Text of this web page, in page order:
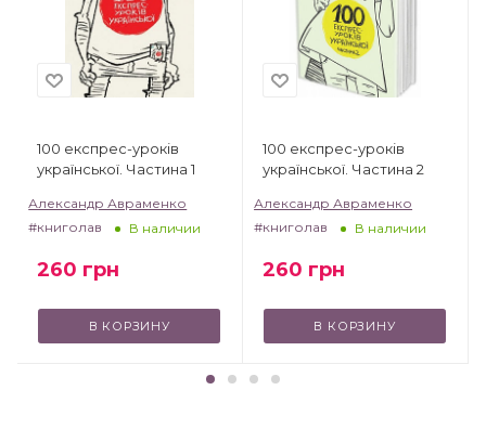
100 експрес-уроків
української. Частина 1
Александр Авраменко
#книголав
В наличии
260 грн
В КОРЗИНУ
100 експрес-уроків
української. Частина 2
Александр Авраменко
#книголав
В наличии
260 грн
В КОРЗИНУ